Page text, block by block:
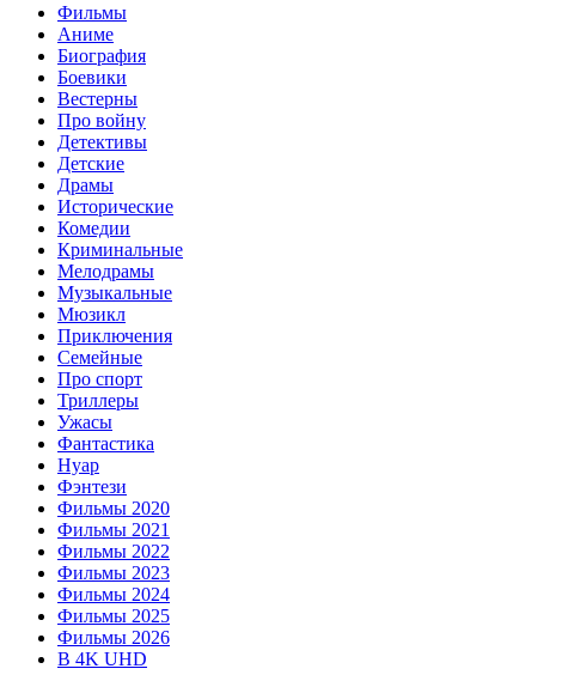
Фильмы
Аниме
Биография
Боевики
Вестерны
Про войну
Детективы
Детские
Драмы
Исторические
Комедии
Криминальные
Мелодрамы
Музыкальные
Мюзикл
Приключения
Семейные
Про спорт
Триллеры
Ужасы
Фантастика
Нуар
Фэнтези
Фильмы 2020
Фильмы 2021
Фильмы 2022
Фильмы 2023
Фильмы 2024
Фильмы 2025
Фильмы 2026
В 4K UHD